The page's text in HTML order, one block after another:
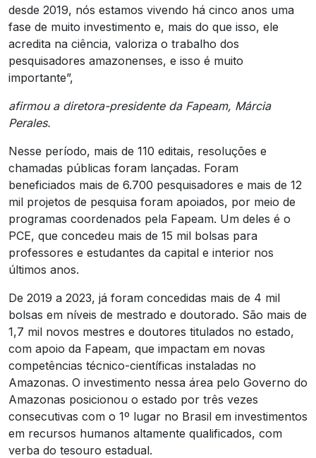
desde 2019, nós estamos vivendo há cinco anos uma
fase de muito investimento e, mais do que isso, ele
acredita na ciência, valoriza o trabalho dos
pesquisadores amazonenses, e isso é muito
importante”,
afirmou a diretora-presidente da Fapeam, Márcia
Perales.
Nesse período, mais de 110 editais, resoluções e
chamadas públicas foram lançadas. Foram
beneficiados mais de 6.700 pesquisadores e mais de 12
mil projetos de pesquisa foram apoiados, por meio de
programas coordenados pela Fapeam. Um deles é o
PCE, que concedeu mais de 15 mil bolsas para
professores e estudantes da capital e interior nos
últimos anos.
De 2019 a 2023, já foram concedidas mais de 4 mil
bolsas em níveis de mestrado e doutorado. São mais de
1,7 mil novos mestres e doutores titulados no estado,
com apoio da Fapeam, que impactam em novas
competências técnico-científicas instaladas no
Amazonas. O investimento nessa área pelo Governo do
Amazonas posicionou o estado por três vezes
consecutivas com o 1º lugar no Brasil em investimentos
em recursos humanos altamente qualificados, com
verba do tesouro estadual.